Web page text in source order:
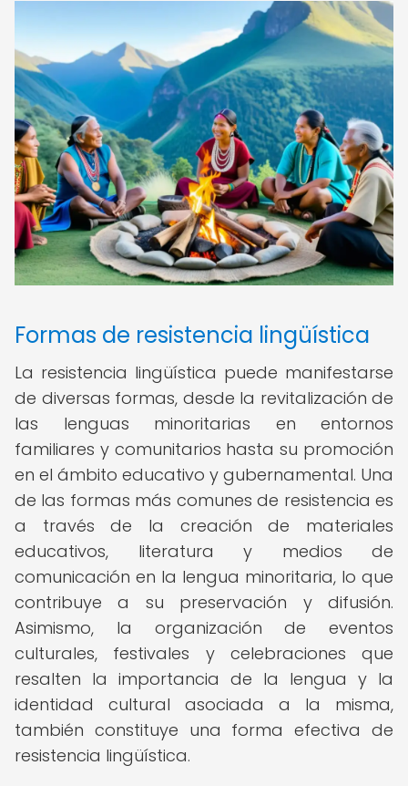
Formas de resistencia lingüística
La resistencia lingüística puede manifestarse
de diversas formas, desde la revitalización de
las lenguas minoritarias en entornos
familiares y comunitarios hasta su promoción
en el ámbito educativo y gubernamental. Una
de las formas más comunes de resistencia es
a través de la creación de materiales
educativos, literatura y medios de
comunicación en la lengua minoritaria, lo que
contribuye a su preservación y difusión.
Asimismo, la organización de eventos
culturales, festivales y celebraciones que
resalten la importancia de la lengua y la
identidad cultural asociada a la misma,
también constituye una forma efectiva de
resistencia lingüística.